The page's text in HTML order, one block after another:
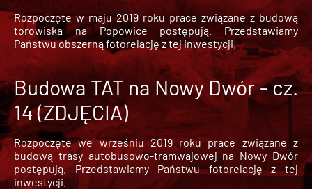
Rozpoczęte w maju 2019 roku prace związane z budową
torowiska na Popowice
postępują. Przedstawiamy
Państwu obszerną fotorelację z tej inwestycji.
Budowa TAT na Nowy Dwór - cz.
14 (ZDJĘCIA)
Rozpoczęte we wrześniu 2019 roku prace związane z
budową trasy autobusowo-tramwajowej na Nowy Dwór
postępują. Przedstawiamy Państwu fotorelację z tej
inwestycji.